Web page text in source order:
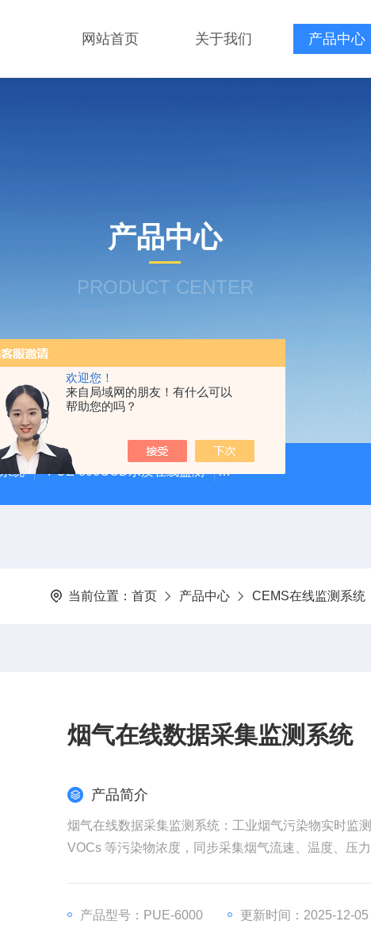
欢迎您！
来自局域网的朋友！有什么可以
帮助您的吗？
网站首页 关于我们 产品中心
产品中心
PRODUCT CENTER
统 PUE-800COD水质在线监测 PUE-9000激光气体分析仪
当前位置： 首页 产品中心 CEMS在线监测系统
烟气在线数据采集监测系统
产品简介
烟气在线数据采集监测系统：工业烟气污染物实时监
VOCs 等污染物浓度，同步采集烟气流速、温度、压
产品型号：PUE-6000 更新时间：2025-12-05